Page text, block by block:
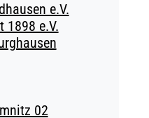
e.V.
1898 e.V.
02